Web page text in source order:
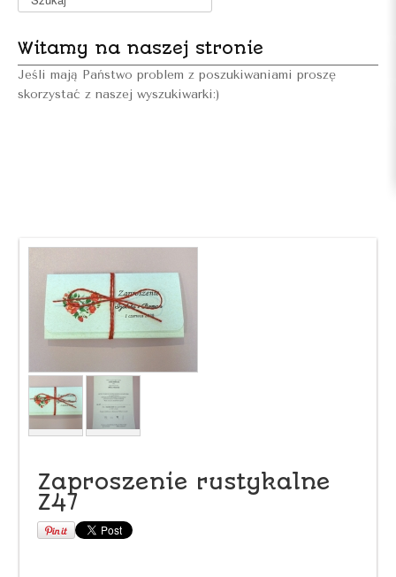
Witamy na naszej stronie
Jeśli mają Państwo problem z poszukiwaniami proszę
skorzystać z naszej wyszukiwarki:)
Zaproszenie rustykalne
Z47